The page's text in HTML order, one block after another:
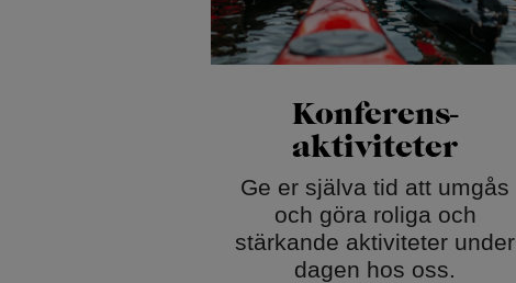
Konferens­
aktiviteter
Ge er själva tid att umgås
och göra roliga och
stärkande aktiviteter under
dagen hos oss.